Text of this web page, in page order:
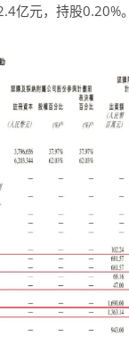
亿元，持股0.20%